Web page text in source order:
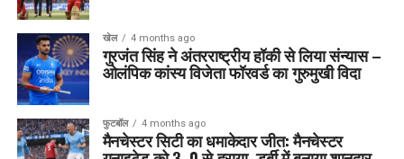
खेल 4 months ago
गुरजंत सिंह ने अंतरराष्ट्रीय हॉकी से लिया संन्यास –
ओलंपिक कांस्य विजेता फॉरवर्ड का गुरुमुखी विदा
फुटबॉल 4 months ago
मैनचेस्टर सिटी का धमाकेदार जीत: मैनचेस्टर